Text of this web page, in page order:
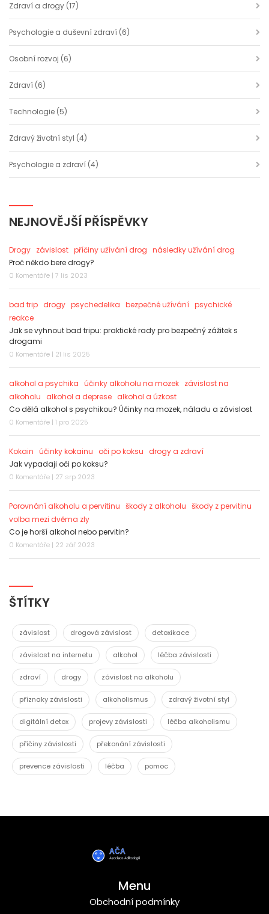
Zdraví a drogy (17)
Psychologie a duševní zdraví (6)
Osobní rozvoj (6)
Zdraví (6)
Technologie (5)
Zdravý životní styl (4)
Psychologie a zdraví (4)
NEJNOVĚJŠÍ PŘÍSPĚVKY
Drogy závislost příčiny užívání drog následky užívání drog
Proč někdo bere drogy?
0 Komentáře | 7 lis 2023
bad trip drogy psychedelika bezpečné užívání psychické
reakce
Jak se vyhnout bad tripu: praktické rady pro bezpečný zážitek s
drogami
0 Komentáře | 21 lis 2025
alkohol a psychika účinky alkoholu na mozek závislost na
alkoholu
alkohol a deprese alkohol a úzkost
Co dělá alkohol s psychikou? Účinky na mozek, náladu a závislost
0 Komentáře | 1 pro 2025
Kokain účinky kokainu oči po koksu
drogy a zdraví
Jak vypadaji oči po koksu?
0 Komentáře | 27 srp 2023
Porovnání alkoholu a pervitinu škody z alkoholu škody z pervitinu
volba mezi dvěma zly
Co je horší alkohol nebo pervitin?
0 Komentáře | 22 zář 2023
ŠTÍTKY
závislost drogová závislost detoxikace
závislost na internetu alkohol léčba závislosti
zdraví drogy závislost na alkoholu
příznaky závislosti alkoholismus zdravý životní styl
digitální detox projevy závislosti léčba alkoholismu
příčiny závislosti překonání závislosti
prevence závislosti léčba pomoc
Menu
Obchodní podmínky